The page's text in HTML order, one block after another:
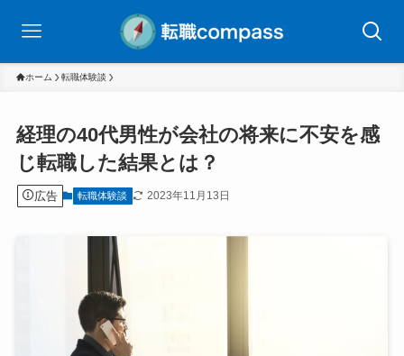
ホーム 転職体験談
経理の40代男性が会社の将来に不安を感
じ転職した結果とは？
広告 転職体験談 2023年11月13日